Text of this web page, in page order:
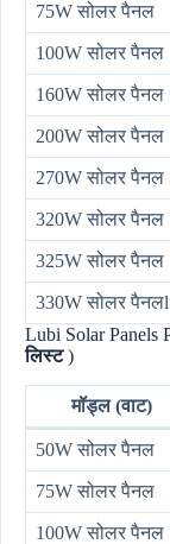
75W सोलर पैनल
100W सोलर पैनल
160W सोलर पैनल
200W सोलर पैनल
270W सोलर पैनल
320W सोलर पैनल
325W सोलर पैनल
330W सोलर पैनलl
Lubi Solar Panels
लिस्ट)
मॉड्ल (वाट)
50W सोलर पैनल
75W सोलर पैनल
100W सोलर पैनल